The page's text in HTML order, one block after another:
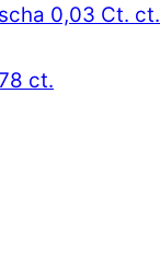
0,03 Ct. ct.
ct.